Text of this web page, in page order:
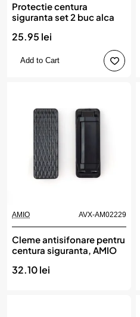
Protectie centura
siguranta set 2 buc alca
25.95 lei
Add to Cart
AMIO AVX-AM02229
Cleme antisifonare pentru
centura siguranta, AMIO
32.10 lei